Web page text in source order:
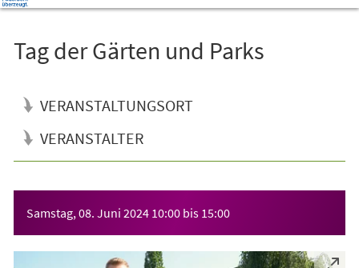
Tag der Gärten und Parks
VERANSTALTUNGSORT
VERANSTALTER
Samstag, 08. Juni 2024 10:00 bis 15:00